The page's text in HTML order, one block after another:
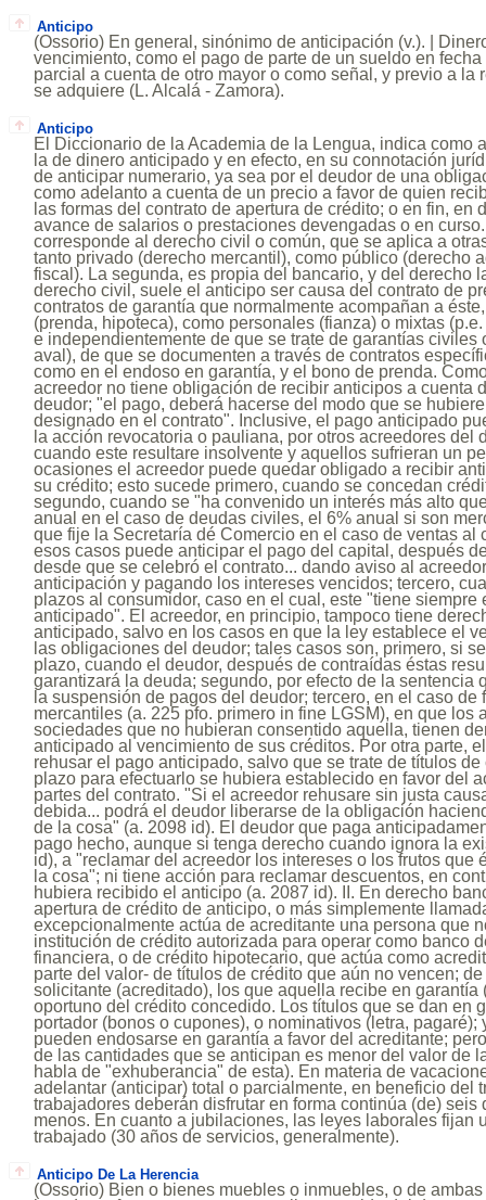
Anticipo
(Ossorio) En general, sinónimo de anticipación (v.). |
vencimiento, como el pago de parte de un sueldo en
parcial a cuenta de otro mayor o como señal, y previo a la
se adquiere (L. Alcalá - Zamora).
Anticipo
El Diccionario de la Academia de la Lengua, indica como
la de dinero anticipado y en efecto, en su connotación
de anticipar numerario, ya sea por el deudor de una
como adelanto a cuenta de un precio a favor de quien
las formas del contrato de apertura de crédito; o en fin, en
avance de salarios o prestaciones devengadas o en
corresponde al derecho civil o común, que se aplica a
tanto privado (derecho mercantil), como público (derecho
fiscal). La segunda, es propia del bancario, y del derecho
derecho civil, suele el anticipo ser causa del contrato de
contratos de garantía que normalmente acompañan a
(prenda, hipoteca), como personales (fianza) o mixtas
e independientemente de que se trate de garantías civiles
aval), de que se documenten a través de contratos
como en el endoso en garantía, y el bono de prenda.
acreedor no tiene obligación de recibir anticipos a cuenta
deudor; "el pago, deberá hacerse del modo que se
designado en el contrato". Inclusive, el pago anticipado
la acción revocatoria o pauliana, por otros acreedores del
cuando este resultare insolvente y aquellos sufrieran un
ocasiones el acreedor puede quedar obligado a recibir
su crédito; esto sucede primero, cuando se concedan
segundo, cuando se "ha convenido un interés más alto
anual en el caso de deudas civiles, el 6% anual si son
que fije la Secretaría dé Comercio en el caso de ventas al
esos casos puede anticipar el pago del capital, después
desde que se celebró el contrato... dando aviso al
anticipación y pagando los intereses vencidos; tercero,
plazos al consumidor, caso en el cual, este "tiene siempre
anticipado". El acreedor, en principio, tampoco tiene
anticipado, salvo en los casos en que la ley establece el
las obligaciones del deudor; tales casos son, primero, si
plazo, cuando el deudor, después de contraídas éstas
garantizará la deuda; segundo, por efecto de la sentencia
la suspensión de pagos del deudor; tercero, en el caso
mercantiles (a. 225 pfo. primero in fine LGSM), en que los
sociedades que no hubieran consentido aquella, tienen
anticipado al vencimiento de sus créditos. Por otra parte,
rehusar el pago anticipado, salvo que se trate de títulos
plazo para efectuarlo se hubiera establecido en favor del
partes del contrato. "Si el acreedor rehusare sin justa
debida... podrá el deudor liberarse de la obligación
de la cosa" (a. 2098 id). El deudor que paga
pago hecho, aunque si tenga derecho cuando ignora la
id), a "reclamar del acreedor los intereses o los frutos que
la cosa"; ni tiene acción para reclamar descuentos, en
hubiera recibido el anticipo (a. 2087 id). II. En derecho
apertura de crédito de anticipo, o más simplemente
excepcionalmente actúa de acreditante una persona que
institución de crédito autorizada para operar como banco
financiera, o de crédito hipotecario, que actúa como
parte del valor- de títulos de crédito que aún no vencen;
solicitante (acreditado), los que aquella recibe en garantía
oportuno del crédito concedido. Los títulos que se dan en
portador (bonos o cupones), o nominativos (letra, pagaré);
pueden endosarse en garantía a favor del acreditante;
de las cantidades que se anticipan es menor del valor de
habla de "exhuberancia" de esta). En materia de
adelantar (anticipar) total o parcialmente, en beneficio del
trabajadores deberán disfrutar en forma continúa (de)
menos. En cuanto a jubilaciones, las leyes laborales fijan
trabajado (30 años de servicios, generalmente).
Anticipo De La Herencia
(Ossorio) Bien o bienes muebles o inmuebles, o de